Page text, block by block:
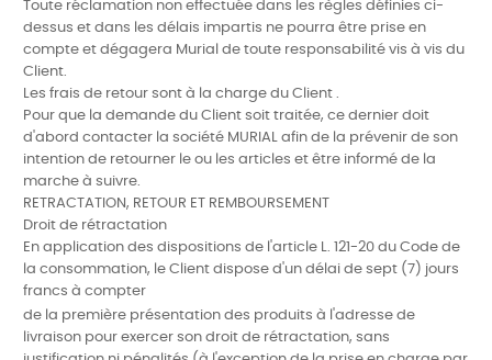
Toute réclamation non effectuée dans les règles définies ci-
dessus et dans les délais impartis ne pourra être prise en
compte et dégagera Murial de toute responsabilité vis à vis du
Client.
Les frais de retour sont à la charge du Client .
Pour que la demande du Client soit traitée, ce dernier doit
d'abord contacter la société MURIAL afin de la prévenir de son
intention de retourner le ou les articles et être informé de la
marche à suivre.
RETRACTATION, RETOUR ET REMBOURSEMENT
Droit de rétractation
En application des dispositions de l'article L. 121-20 du Code de
la consommation, le Client dispose d'un délai de sept (7) jours
francs à compter
de la première présentation des produits à l'adresse de
livraison pour exercer son droit de rétractation, sans